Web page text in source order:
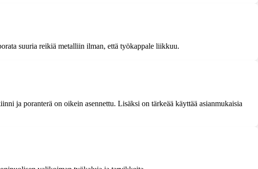
suuria reikiä metalliin ilman, että työkappale liikkuu.
ja poranterä on oikein asennettu. Lisäksi on tärkeää käyttää asianmukaisia